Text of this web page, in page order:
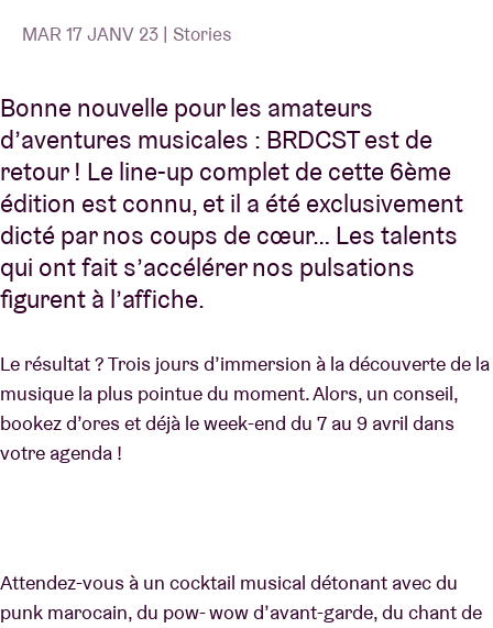
MAR 17 JANV 23 | Stories
Bonne nouvelle pour les amateurs
d’aventures musicales : BRDCST est de
retour ! Le line-up complet de cette 6ème
édition est connu, et il a été exclusivement
dicté par nos coups de cœur… Les talents
qui ont fait s’accélérer nos pulsations
figurent à l’affiche.
Le résultat ? Trois jours d’immersion à la découverte de la
musique la plus pointue du moment. Alors, un conseil,
bookez d’ores et déjà le week-end du 7 au 9 avril dans
votre agenda !
Attendez-vous à un cocktail musical détonant avec du
punk marocain, du pow- wow d’avant-garde, du chant de